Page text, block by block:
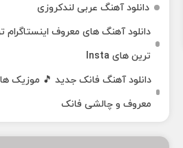
دانلود آهنگ عربی لندکروزی
دانلود آهنگ‌ های معروف اینستاگرام
ترین های Insta
دانلود آهنگ فانک جدید 🎵 موزیک‌
معروف و چالشی فانک